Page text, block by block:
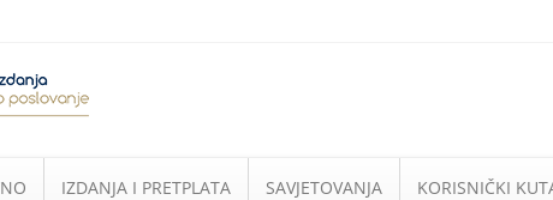
IZDANJA I PRETPLATA SAVJETOVANJA KORISNIČKI